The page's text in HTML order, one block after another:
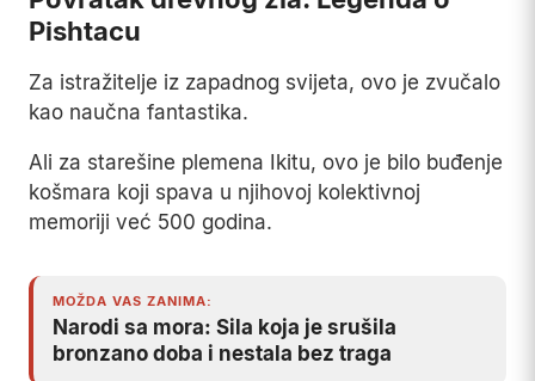
Pishtacu
Za istražitelje iz zapadnog svijeta, ovo je zvučalo
kao naučna fantastika.
Ali za starešine plemena Ikitu, ovo je bilo buđenje
košmara koji spava u njihovoj kolektivnoj
memoriji već 500 godina.
MOŽDA VAS ZANIMA:
Narodi sa mora: Sila koja je srušila
bronzano doba i nestala bez traga